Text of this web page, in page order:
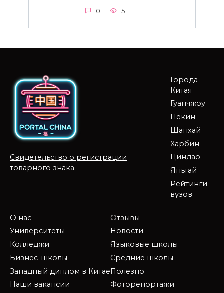
0 511
Свидетельство о регистрации
товарного знака
Города
Китая
Гуанчжоу
Пекин
Шанхай
Харбин
Циндао
Яньтай
Рейтинги
вузов
О нас
Университеты
Колледжи
Бизнес-школы
Западный диплом в Китае
Наши вакансии
Отзывы
Новости
Языковые школы
Средние школы
Полезно
Фоторепортажи